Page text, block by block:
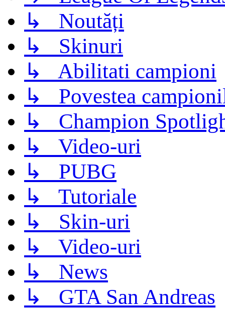
↳ Noutăți
↳ Skinuri
↳ Abilitati campioni
↳ Povestea
↳ Champion
↳ Video-uri
↳ PUBG
↳ Tutoriale
↳ Skin-uri
↳ Video-uri
↳ News
↳ GTA San Andreas